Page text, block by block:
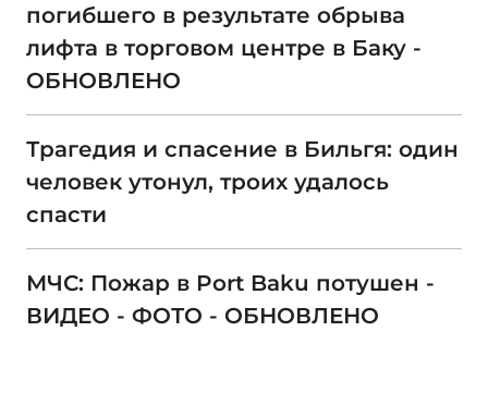
погибшего в результате обрыва
лифта в торговом центре в Баку -
ОБНОВЛЕНО
Трагедия и спасение в Бильгя: один
человек утонул, троих удалось
спасти
МЧС: Пожар в Port Baku потушен -
ВИДЕО - ФОТО - ОБНОВЛЕНО